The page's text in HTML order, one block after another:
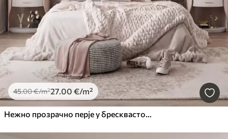
45.00€/m²27.00 €/m²
Нежно прозрачно перје у бресквасто-ружичастој измаглици са сјајем